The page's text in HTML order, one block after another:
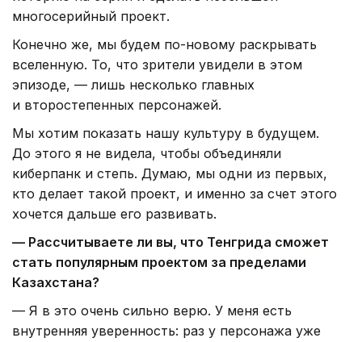
многосерийный проект.
Конечно же, мы будем по-новому раскрывать
вселенную. То, что зрители увидели в этом
эпизоде, — лишь несколько главных
и второстепенных персонажей.
Мы хотим показать нашу культуру в будущем.
До этого я не видела, чтобы объединяли
киберпанк и степь. Думаю, мы одни из первых,
кто делает такой проект, и именно за счет этого
хочется дальше его развивать.
— Рассчитываете ли вы, что Тенгрида сможет
стать популярным проектом за пределами
Казахстана?
— Я в это очень сильно верю. У меня есть
внутренняя уверенность: раз у персонажа уже